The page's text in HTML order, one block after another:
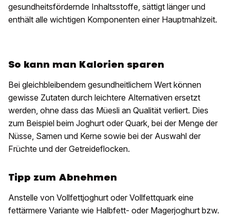
gesundheitsfördernde Inhaltsstoffe, sättigt länger und
enthält alle wichtigen Komponenten einer Hauptmahlzeit.
So kann man Kalorien sparen
Bei gleichbleibendem gesundheitlichem Wert können
gewisse Zutaten durch leichtere Alternativen ersetzt
werden, ohne dass das Müesli an Qualität verliert. Dies
zum Beispiel beim Joghurt oder Quark, bei der Menge der
Nüsse, Samen und Kerne sowie bei der Auswahl der
Früchte und der Getreideflocken.
Tipp zum Abnehmen
Anstelle von Vollfettjoghurt oder Vollfettquark eine
fettärmere Variante wie Halbfett- oder Magerjoghurt bzw.